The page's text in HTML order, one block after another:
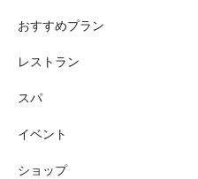
おすすめプラン
レストラン
スパ
イベント
ショップ